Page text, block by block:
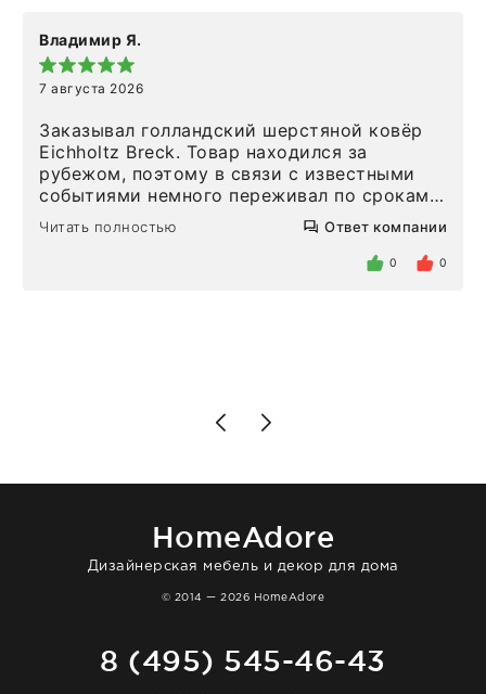
Владимир Я.
7 августа 2026
Заказывал голландский шерстяной ковёр
Eichholtz Breck. Товар находился за
рубежом, поэтому в связи с известными
событиями немного переживал по срокам.
Но homeadore привезли ровно в
определенное в договоре время, без
то качество выше всяких похвал. Выглядит
Читать полностью Ответ компании
0 0
HomeAdore
Дизайнерская мебель и декор для дома
© 2014 — 2026 HomeAdore
8 (495) 545-46-43